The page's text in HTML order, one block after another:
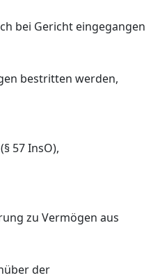
bei Gericht eingegangen
bestritten werden,
57 InsO),
zu Vermögen aus
der